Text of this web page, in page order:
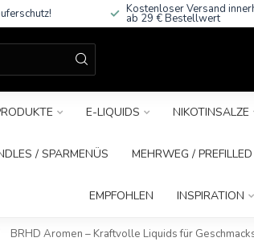
Kostenloser Versand
ab 29 € Bestellwert
E-LIQUIDS NIKOTINSALZE
/ SPARMENÜS MEHRWEG /
EMPFOHLEN INSPIRATION
BRHD Aromen – Kraftvolle Liquids für